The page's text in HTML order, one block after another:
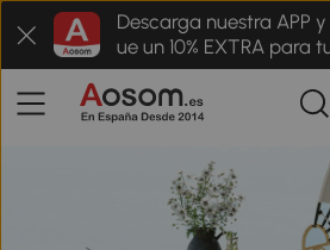
Descarga nuestra APP
ue un 10% EXTRA para
r pedido